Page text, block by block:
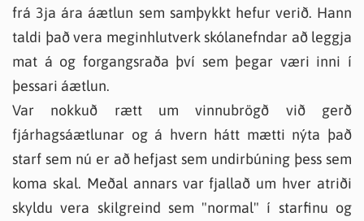
frá 3ja ára áætlun sem samþykkt hefur verið. Hann
taldi það vera meginhlutverk skólanefndar að leggja
mat á og forgangsraða því sem þegar væri inni í
þessari áætlun.
Var nokkuð rætt um vinnubrögð við gerð
fjárhagsáætlunar og á hvern hátt mætti nýta það
starf sem nú er að hefjast sem undirbúning þess sem
koma skal. Meðal annars var fjallað um hver atriði
skyldu vera skilgreind sem "normal" í starfinu og